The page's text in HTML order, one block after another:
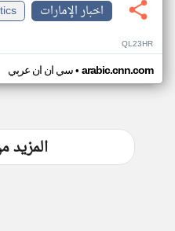
اخبار الإمارات
QL23HR
سي ان ان عربي• arabic.cnn.com
المزيد